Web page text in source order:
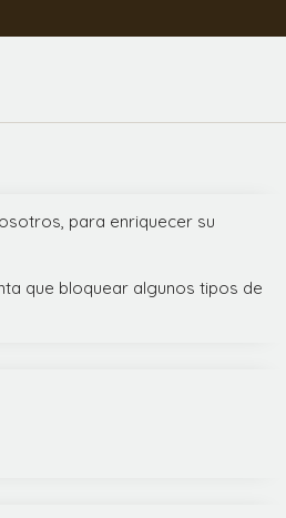
para enriquecer su
que bloquear algunos tipos de